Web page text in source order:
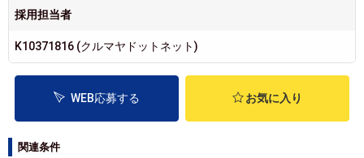
採用担当者
K10371816 (クルマヤドットネット)
WEB応募する お気に入り
関連条件